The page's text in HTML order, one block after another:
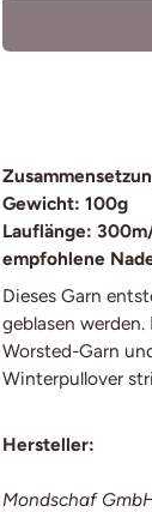
Gewicht: 100g
Lauflänge:
empfohlene
Dieses Garn
geblasen
Worsted-Garn
Winterpullover
Hersteller:
Mondschaf